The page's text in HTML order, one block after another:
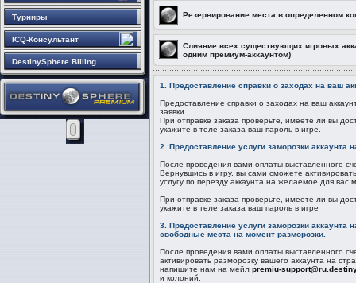
Турниры
ICQ-Консультант
DestinySphere Billing
Резервирование места в определенном
Слияние всех существующих игровых
одним премиум-аккаунтом)
1. Предоставление справки о заходах на ваш
Предоставление справки о заходах на ваш
заявки.
При отправке заказа проверьте, имеете ли вы
укажите в теле заказа ваш пароль в игре.
2. Предоставление услуги заморозки
После проведения вами оплаты выставленного
Вернувшись в игру, вы сами сможете
услугу по перезду аккаунта на желаемое для вас
При отправке заказа проверьте, имеете ли вы
укажите в теле заказа ваш пароль в игре
3. Предоставление услуги заморозки
свободные места на момент разморозки.
После проведения вами оплаты выставленного
активировать разморозку вашего аккаунта на
напишите нам на мейл premiu-
и колоний.